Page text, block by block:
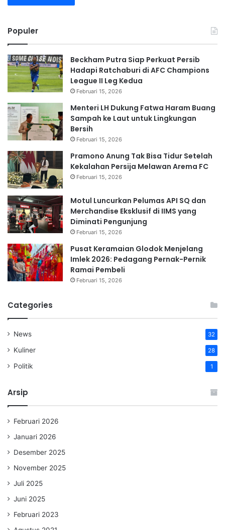
Populer
Beckham Putra Siap Perkuat Persib
Hadapi Ratchaburi di AFC Champions
League II Leg Kedua
Februari 15, 2026
Menteri LH Dukung Fatwa Haram Buang
Sampah ke Laut untuk Lingkungan
Bersih
Februari 15, 2026
Pramono Anung Tak Bisa Tidur Setelah
Kekalahan Persija Melawan Arema FC
Februari 15, 2026
Motul Luncurkan Pelumas API SQ dan
Merchandise Eksklusif di IIMS yang
Diminati Pengunjung
Februari 15, 2026
Pusat Keramaian Glodok Menjelang
Imlek 2026: Pedagang Pernak-Pernik
Ramai Pembeli
Februari 15, 2026
Categories
News 32
Kuliner 28
Politik 1
Arsip
Februari 2026
Januari 2026
Desember 2025
November 2025
Juli 2025
Juni 2025
Februari 2023